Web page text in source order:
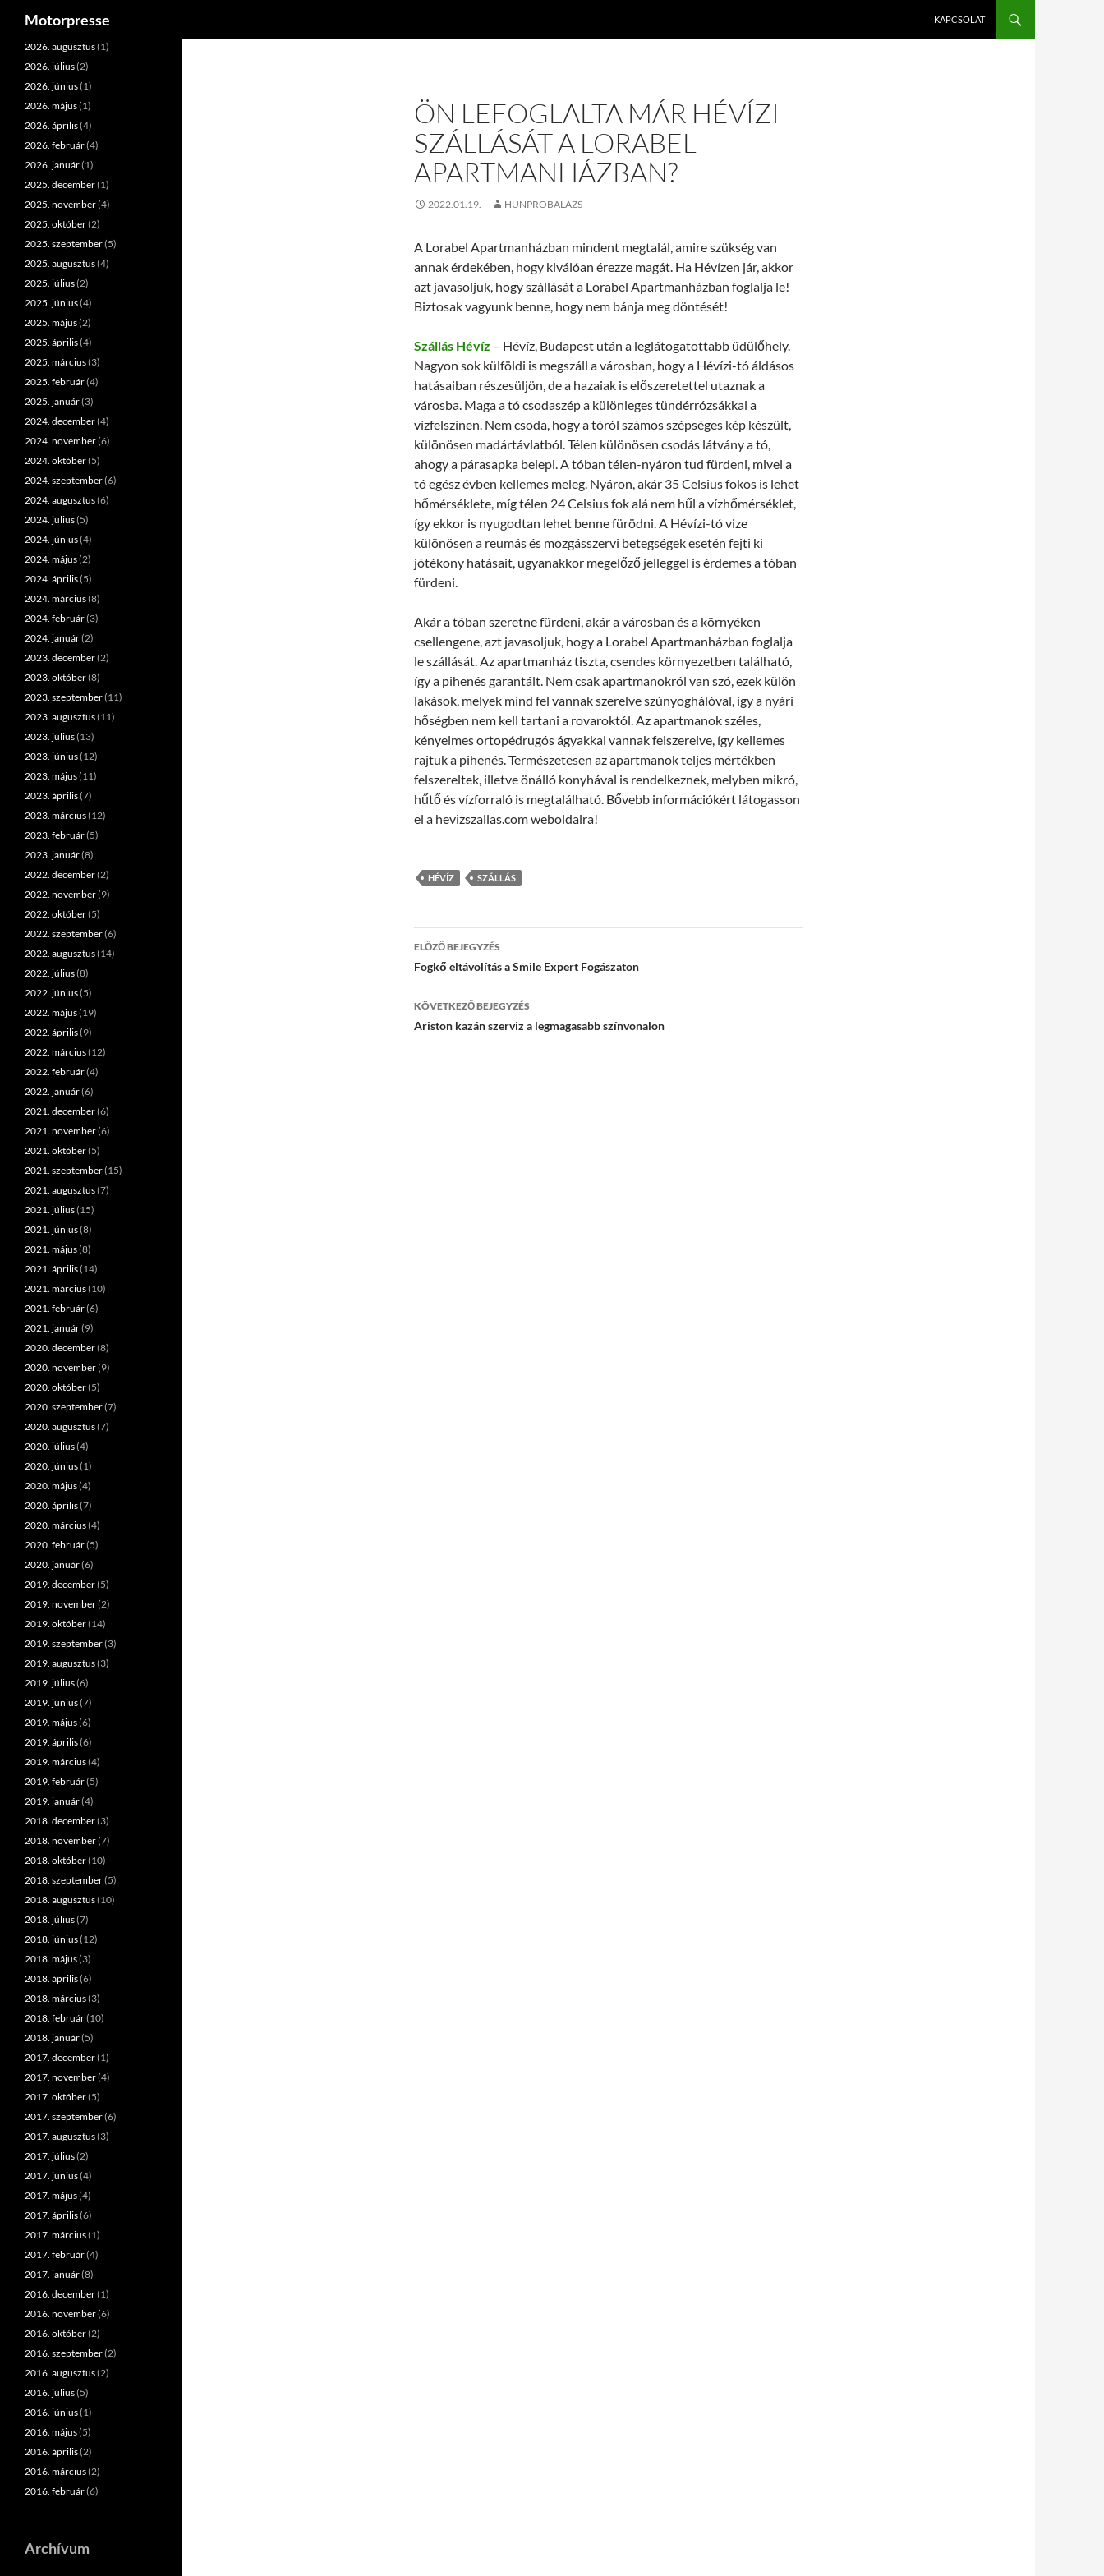
Kilépés
tartalomba
Motorpresse KAPCSOLAT
ÖN LEFOGLALTA MÁR HÉVÍZI
SZÁLLÁSÁT A LORABEL
APARTMANHÁZBAN?
2022.01.19. HUNPROBALAZS
A Lorabel Apartmanházban mindent megtalál, amire szükség van
annak érdekében, hogy kiválóan érezze magát. Ha Hévízen jár, akkor
azt javasoljuk, hogy szállását a Lorabel Apartmanházban foglalja le!
Biztosak vagyunk benne, hogy nem bánja meg döntését!
Szállás Hévíz – Hévíz, Budapest után a leglátogatottabb üdülőhely.
Nagyon sok külföldi is megszáll a városban, hogy a Hévízi-tó áldásos
hatásaiban részesüljön, de a hazaiak is előszeretettel utaznak a
városba. Maga a tó csodaszép a különleges tündérrózsákkal a
vízfelszínen. Nem csoda, hogy a tóról számos szépséges kép készült,
különösen madártávlatból. Télen különösen csodás látvány a tó,
ahogy a párasapka belepi. A tóban télen-nyáron tud fürdeni, mivel a
tó egész évben kellemes meleg. Nyáron, akár 35 Celsius fokos is lehet
hőmérséklete, míg télen 24 Celsius fok alá nem hűl a vízhőmérséklet,
így ekkor is nyugodtan lehet benne fürödni. A Hévízi-tó vize
különösen a reumás és mozgásszervi betegségek esetén fejti ki
jótékony hatásait, ugyanakkor megelőző jelleggel is érdemes a tóban
fürdeni.
Akár a tóban szeretne fürdeni, akár a városban és a környéken
csellengene, azt javasoljuk, hogy a Lorabel Apartmanházban foglalja
le szállását. Az apartmanház tiszta, csendes környezetben található,
így a pihenés garantált. Nem csak apartmanokról van szó, ezek külön
lakások, melyek mind fel vannak szerelve szúnyoghálóval, így a nyári
hőségben nem kell tartani a rovaroktól. Az apartmanok széles,
kényelmes ortopédrugós ágyakkal vannak felszerelve, így kellemes
rajtuk a pihenés. Természetesen az apartmanok teljes mértékben
felszereltek, illetve önálló konyhával is rendelkeznek, melyben mikró,
hűtő és vízforraló is megtalálható. Bővebb információkért látogasson
el a hevizszallas.com weboldalra!
HÉVÍZ SZÁLLÁS
Bejegyzés
navigáció
ELŐZŐ BEJEGYZÉS
Fogkő eltávolítás a Smile Expert Fogászaton
KÖVETKEZŐ BEJEGYZÉS
Ariston kazán szerviz a legmagasabb színvonalon
2026. augusztus(1)
2026. július(2)
2026. június(1)
2026. május(1)
2026. április(4)
2026. február(4)
2026. január(1)
2025. december(1)
2025. november(4)
2025. október(2)
2025. szeptember(5)
2025. augusztus(4)
2025. július(2)
2025. június(4)
2025. május(2)
2025. április(4)
2025. március(3)
2025. február(4)
2025. január(3)
2024. december(4)
2024. november(6)
2024. október(5)
2024. szeptember(6)
2024. augusztus(6)
2024. július(5)
2024. június(4)
2024. május(2)
2024. április(5)
2024. március(8)
2024. február(3)
2024. január(2)
2023. december(2)
2023. október(8)
2023. szeptember(11)
2023. augusztus(11)
2023. július(13)
2023. június(12)
2023. május(11)
2023. április(7)
2023. március(12)
2023. február(5)
2023. január(8)
2022. december(2)
2022. november(9)
2022. október(5)
2022. szeptember(6)
2022. augusztus(14)
2022. július(8)
2022. június(5)
2022. május(19)
2022. április(9)
2022. március(12)
2022. február(4)
2022. január(6)
2021. december(6)
2021. november(6)
2021. október(5)
2021. szeptember(15)
2021. augusztus(7)
2021. július(15)
2021. június(8)
2021. május(8)
2021. április(14)
2021. március(10)
2021. február(6)
2021. január(9)
2020. december(8)
2020. november(9)
2020. október(5)
2020. szeptember(7)
2020. augusztus(7)
2020. július(4)
2020. június(1)
2020. május(4)
2020. április(7)
2020. március(4)
2020. február(5)
2020. január(6)
2019. december(5)
2019. november(2)
2019. október(14)
2019. szeptember(3)
2019. augusztus(3)
2019. július(6)
2019. június(7)
2019. május(6)
2019. április(6)
2019. március(4)
2019. február(5)
2019. január(4)
2018. december(3)
2018. november(7)
2018. október(10)
2018. szeptember(5)
2018. augusztus(10)
2018. július(7)
2018. június(12)
2018. május(3)
2018. április(6)
2018. március(3)
2018. február(10)
2018. január(5)
2017. december(1)
2017. november(4)
2017. október(5)
2017. szeptember(6)
2017. augusztus(3)
2017. július(2)
2017. június(4)
2017. május(4)
2017. április(6)
2017. március(1)
2017. február(4)
2017. január(8)
2016. december(1)
2016. november(6)
2016. október(2)
2016. szeptember(2)
2016. augusztus(2)
2016. július(5)
2016. június(1)
2016. május(5)
2016. április(2)
2016. március(2)
2016. február(6)
Archívum